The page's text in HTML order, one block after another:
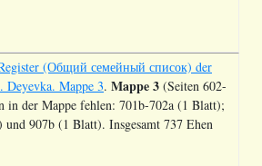
(Общий семейный список) der
Mappe 3. Mappe 3 (Seiten 602-
in der Mappe fehlen: 701b-702a (1 Blatt);
907b (1 Blatt). Insgesamt 737 Ehen